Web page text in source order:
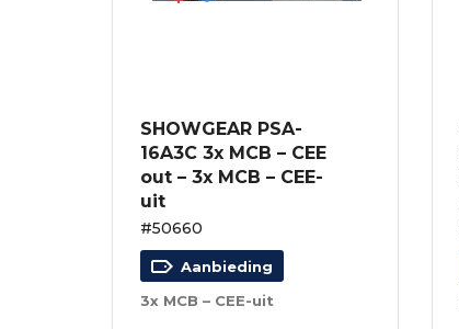
SHOWGEAR PSA-
16A3C 3x MCB – CEE
out – 3x MCB – CEE-
uit
#50660
Aanbieding
3x MCB – CEE-uit